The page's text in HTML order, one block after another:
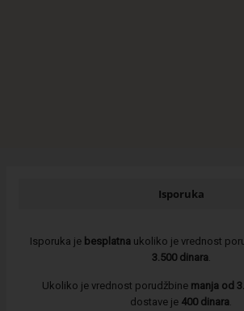
Isporuka
Isporuka je besplatna ukoliko je vrednost
3.500 dinara.
Ukoliko je vrednost porudžbine manja od
dostave je 400 dinara